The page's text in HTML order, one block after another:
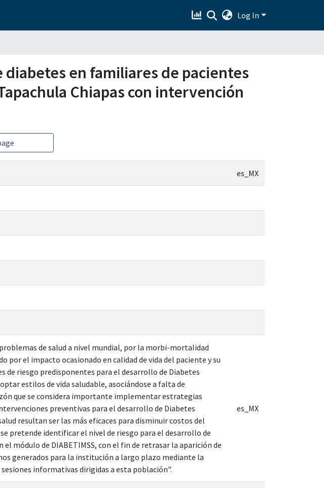
Log In
en familiares de pacientes
Chiapas con intervención
es_MX
de salud a nivel mundial, por la morbi-mortalidad
por el impacto ocasionado en calidad de vida del paciente y su
de riesgo predisponentes para el desarrollo de Diabetes
estilos de vida saludable, asociándose a falta de
que se considera importante implementar estrategias
preventivas para el desarrollo de Diabetes
resultan ser las más eficaces para disminuir costos del
pretende identificar el nivel de riesgo para el desarrollo de
módulo de DIABETIMSS, con el fin de retrasar la aparición de
generados para la institución a largo plazo mediante la
informativas dirigidas a esta población".
es_MX